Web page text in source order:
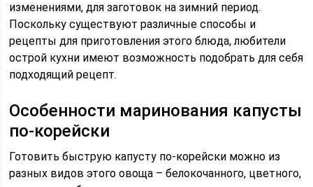
изменениями, для заготовок на зимний период.
Поскольку существуют различные способы и
рецепты для приготовления этого блюда, любители
острой кухни имеют возможность подобрать для себя
подходящий рецепт.
Особенности маринования капусты
по-корейски
Готовить быструю капусту по-корейски можно из
разных видов этого овоща – белокочанного, цветного,